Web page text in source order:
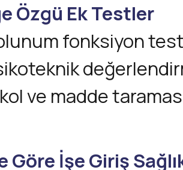
Özgü Ek Testler
fonksiyon
ve madde
Göre İşe Giriş